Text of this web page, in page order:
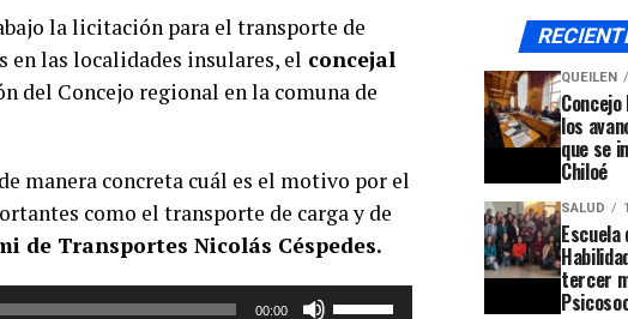
la licitación para el transporte de
en las localidades insulares, el concejal
del Concejo regional en la comuna de
manera concreta cuál es el motivo por el
como el transporte de carga y de
de Transportes Nicolás Céspedes.
00:00
QUEILEN
los
que se
Chiloé
SALUD
tercer